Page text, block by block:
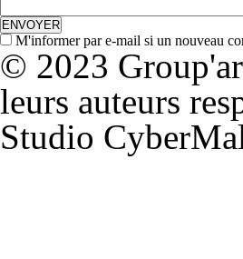
M'informer par e-mail si un nouveau
© 2023
leurs auteurs
Studio